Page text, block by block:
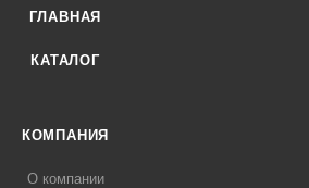
ГЛАВНАЯ
КАТАЛОГ
КОМПАНИЯ
О компании